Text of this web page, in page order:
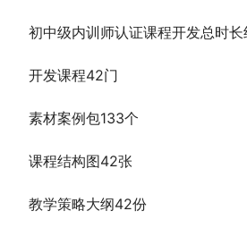
初中级内训师认证课程开发总时
开发课程42门
素材案例包133个
课程结构图42张
教学策略大纲42份